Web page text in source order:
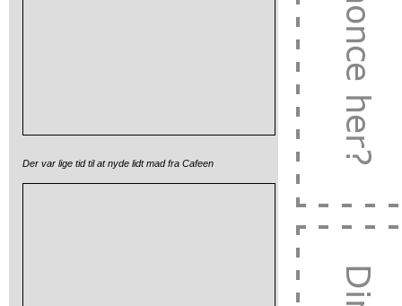
Der var lige tid til at nyde lidt mad fra Cafeen